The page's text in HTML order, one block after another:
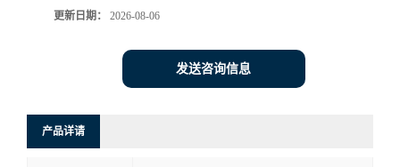
更新日期： 2026-08-06
发送咨询信息
产品详请